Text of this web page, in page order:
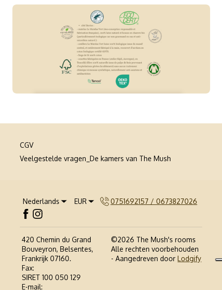
CGV
Veelgestelde vragen_De kamers van The Mush
Nederlands EUR 0751692157 / 0673827026
420 Chemin du Grand
Bouveyron, Belsentes,
Frankrijk 07160.
Fax:
SIRET 100 050 129
E-mail:
©2026 The Mush's rooms
Alle rechten voorbehouden
- Aangedreven door Lodgify